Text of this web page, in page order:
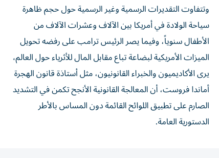
وتتفاوت التقديرات الرسمية وغير الرسمية حول حجم ظاهرة
سياحة الولادة في أمريكا بين الآلاف وعشرات الآلاف من
الأطفال سنوياً، وفيما يصر الرئيس ترامب على رفضه تحويل
الميزات الأمريكية لبضاعة تباع مقابل المال للأثرياء حول العالم،
يرى الأكاديميون والخبراء القانونيون، مثل أستاذة قانون الهجرة
أماندا فروست، أن المعالجة القانونية الأنجح تكمن في التشديد
الصارم على تطبيق اللوائح القائمة دون المساس بالأطر
الدستورية العامة.